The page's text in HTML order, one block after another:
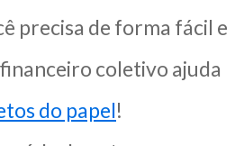
precisa de forma fácil e
coletivo ajuda
do papel!